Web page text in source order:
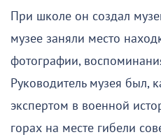
При школе он создал
музее заняли место
фотографии,
Руководитель музея был,
экспертом в военной
горах на месте гибели